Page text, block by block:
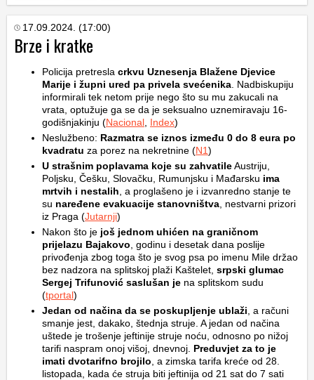
17.09.2024. (17:00)
Brze i kratke
Policija pretresla crkvu Uznesenja Blažene Djevice
Marije i župni ured pa privela svećenika . Nadbiskupiju
informirali tek netom prije nego što su mu zakucali na
vrata, optužuje ga se da je seksualno uznemiravaju 16-
godišnjakinju (Nacional Index)
Neslužbeno: Razmatra se iznos između 0 do 8 eura po
kvadratu za porez na nekretnine (N1)
U strašnim poplavama koje su zahvatileAustriju,
Poljsku, Češku, Slovačku, Rumunjsku i Mađarsku ima
mrtvih i nestalih , a proglašeno je i izvanredno stanje te
su naređene evakuacije stanovništva , nestvarni prizori
iz Praga (Jutarnji)
Nakon što je još jednom uhićen na graničnom
prijelazu Bajakovo , godinu i desetak dana poslije
privođenja zbog toga što je svog psa po imenu Mile držao
bez nadzora na splitskoj plaži Kaštelet, srpski glumac
Sergej Trifunović saslušan je na splitskom sudu
(tportal)
Jedan od načina da se poskupljenje ublaži , a računi
smanje jest, dakako, štednja struje. A jedan od načina
uštede je trošenje jeftinije struje noću, odnosno po nižoj
tarifi naspram onoj višoj, dnevnoj. Preduvjet za to je
imati dvotarifno brojilo , a zimska tarifa kreće od 28.
listopada, kada će struja biti jeftinija od 21 sat do 7 sati